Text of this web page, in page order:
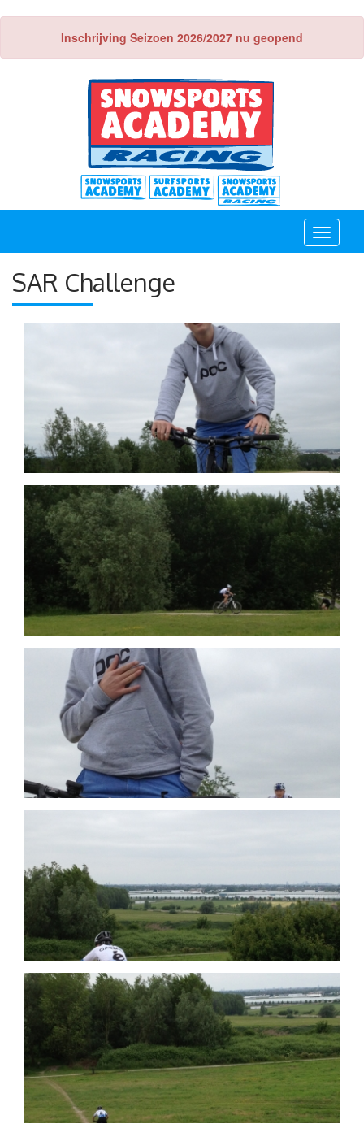
Inschrijving Seizoen 2026/2027 nu geopend
Toggle
SAR Challenge